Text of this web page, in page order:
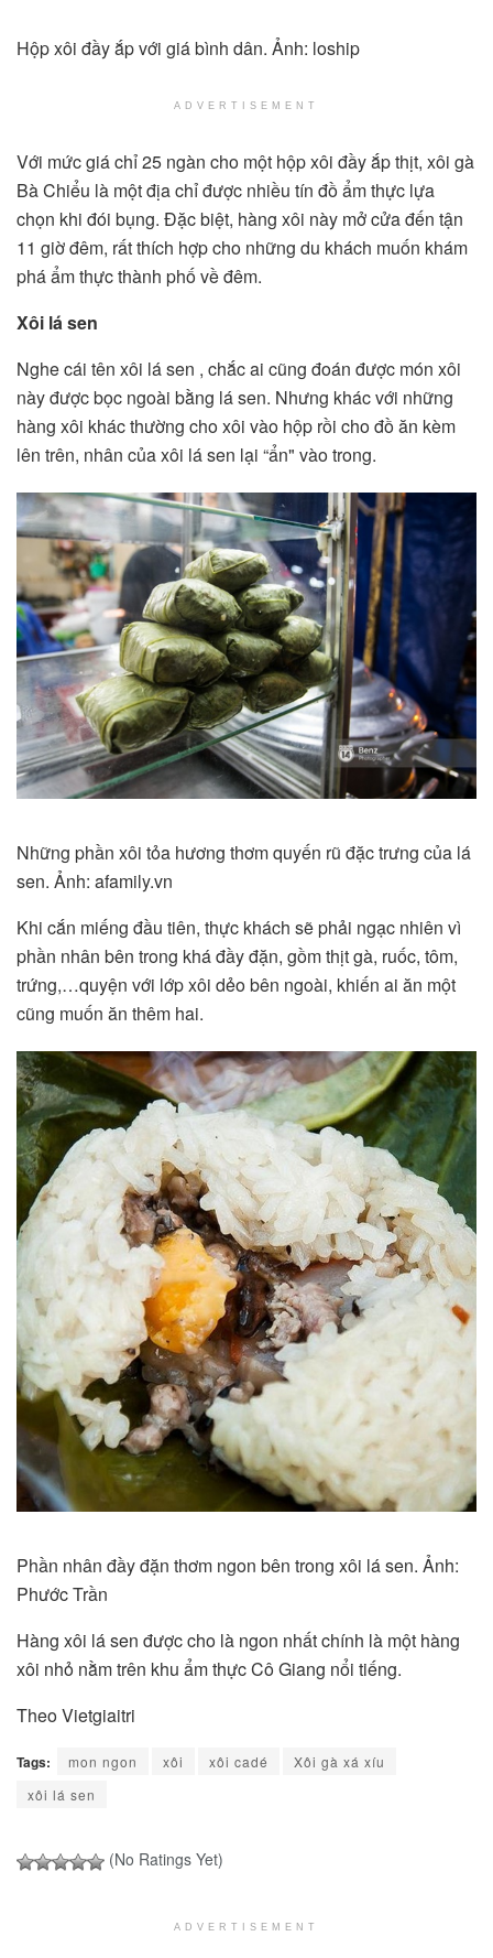
Hộp xôi đầy ắp với giá bình dân. Ảnh: loship
ADVERTISEMENT
Với mức giá chỉ 25 ngàn cho một hộp xôi đầy ắp thịt, xôi gà
Bà Chiểu là một địa chỉ được nhiều tín đồ ẩm thực lựa
chọn khi đói bụng. Đặc biệt, hàng xôi này mở cửa đến tận
11 giờ đêm, rất thích hợp cho những du khách muốn khám
phá ẩm thực thành phố về đêm.
Xôi lá sen
Nghe cái tên xôi lá sen , chắc ai cũng đoán được món xôi
này được bọc ngoài bằng lá sen. Nhưng khác với những
hàng xôi khác thường cho xôi vào hộp rồi cho đồ ăn kèm
lên trên, nhân của xôi lá sen lại “ẩn" vào trong.
Những phần xôi tỏa hương thơm quyến rũ đặc trưng của lá
sen. Ảnh: afamily.vn
Khi cắn miếng đầu tiên, thực khách sẽ phải ngạc nhiên vì
phần nhân bên trong khá đầy đặn, gồm thịt gà, ruốc, tôm,
trứng,…quyện với lớp xôi dẻo bên ngoài, khiến ai ăn một
cũng muốn ăn thêm hai.
Phần nhân đầy đặn thơm ngon bên trong xôi lá sen. Ảnh:
Phước Trần
Hàng xôi lá sen được cho là ngon nhất chính là một hàng
xôi nhỏ nằm trên khu ẩm thực Cô Giang nổi tiếng.
Theo Vietgiaitri
Tags: mon ngon xôi xôi cadé
Xôi gà xá xíu
xôi lá sen
(No Ratings Yet)
ADVERTISEMENT